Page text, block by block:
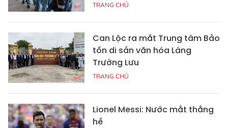
TRANG CHỦ
Can Lộc ra mắt Trung tâm Bảo
tồn di sản văn hóa Làng
Trường Lưu
TRANG CHỦ
Lionel Messi: Nước mắt thằng
hề